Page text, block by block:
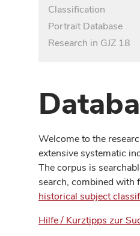
Classification
Portrait Database
Research in GJZ 18
Welcome to the
extensive systematic
The corpus is
search, combined with
historical subject
Hilfe / Kurztipps zur